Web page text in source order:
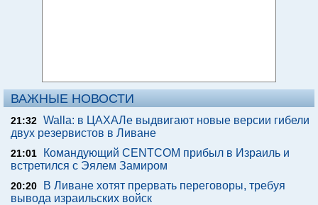
ВАЖНЫЕ НОВОСТИ
21:32 Walla: в ЦАХАЛе выдвигают новые версии гибели
двух резервистов в Ливане
21:01
Командующий CENTCOM прибыл в Израиль и
встретился с Эялем Замиром
20:20
В Ливане хотят прервать переговоры, требуя
вывода израильских войск